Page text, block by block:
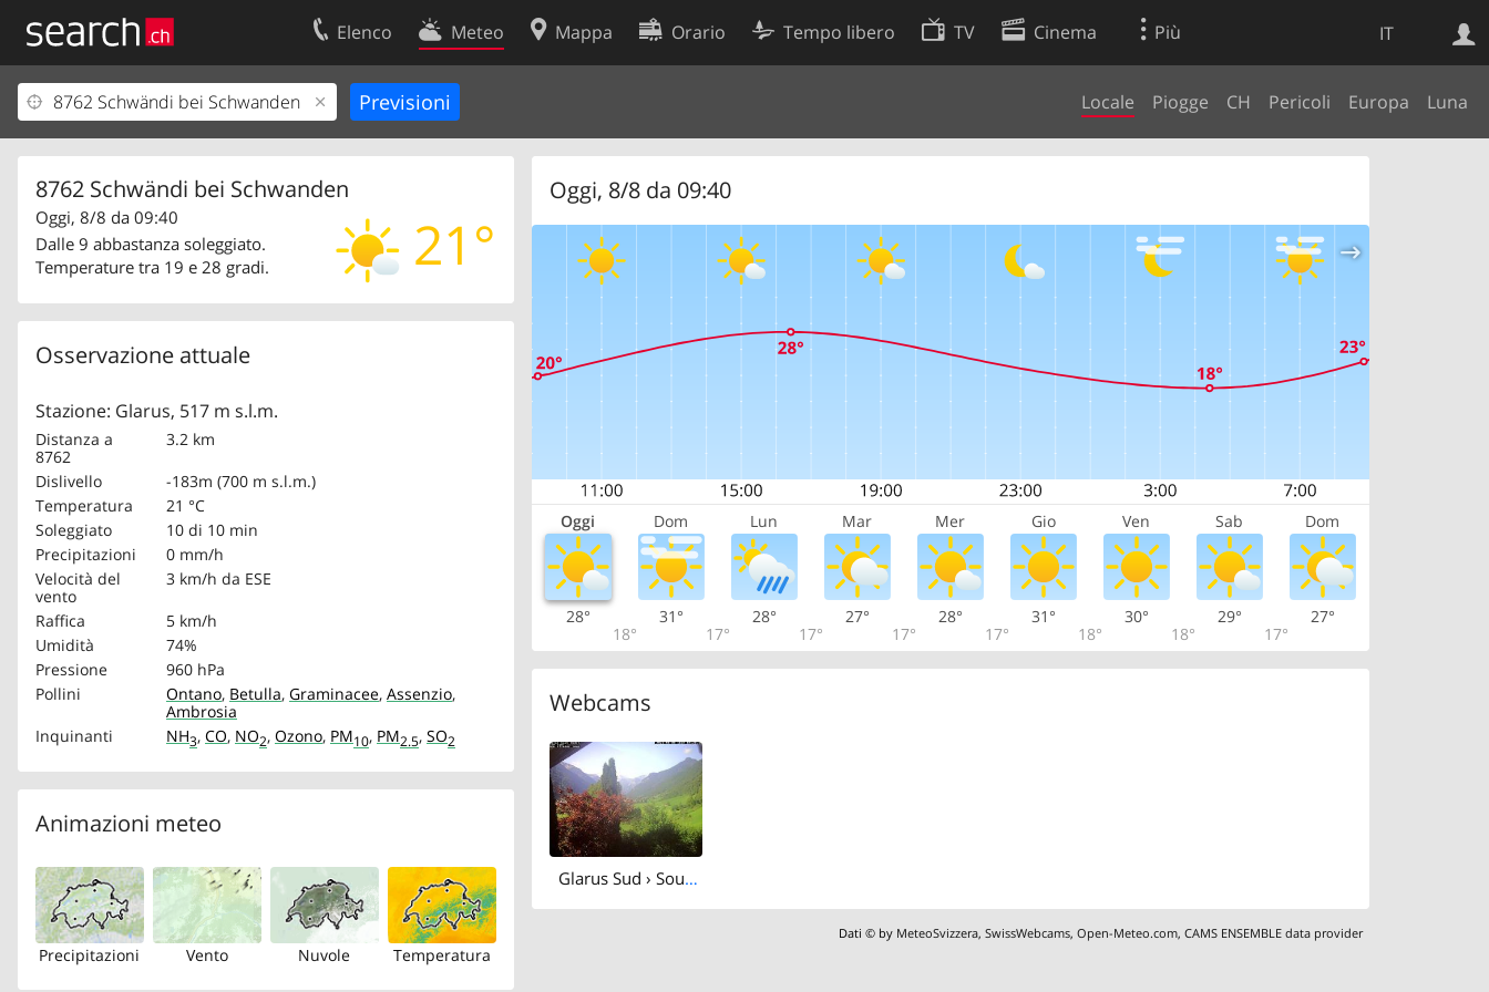
IT
Elenco Meteo Mappa Orario Tempo libero TV Cinema Più
Locale Piogge CH Pericoli Europa Luna
8762 Schwändi bei Schwanden
21°
Oggi, 8/8 da 09:40
Dalle 9 abbastanza soleggiato.
Temperature tra 19 e 28 gradi.
Osservazione attuale
Stazione: Glarus, 517 m s.l.m.
Distanza a
8762
3.2 km
Dislivello
-183m (700 m s.l.m.)
Temperatura
21 °C
Soleggiato
10 di 10 min
Precipitazioni
0 mm/h
Velocità del
vento
3 km/h da ESE
Raffica
5 km/h
Umidità
74%
Pressione
960 hPa
Pollini
Ontano, Betulla, Graminacee, Assenzio,
Ambrosia
Inquinanti
NH3, CO, NO2, Ozono, PM10, PM2.5, SO2
Animazioni meteo
Precipitazioni Vento Nuvole Temperatura
Oggi, 8/8 da 09:40
Oggi Dom Lun Mar Mer Gio Ven Sab Dom
28°
18°
31°
17°
28°
17°
27°
17°
28°
17°
31°
18°
30°
18°
29°
17°
27°
Webcams
Glarus Sud › South: Schwanden
Dati © by MeteoSvizzera,SwissWebcams,Open-Meteo.com,CAMS ENSEMBLE data provider
Ricerca Web
Il vostro profolio
Area clienti
Informazioni Legali
Contatti
Condizioni d’uso
Preferenze cookie